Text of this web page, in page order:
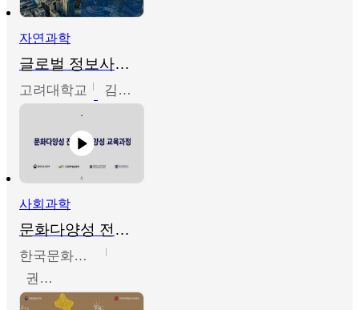
자연과학
글로벌 정보사회와 통계의 창의적 기능
고려대학교 김희영
사회과학
문화다양성 전문인력 양성 기본과정 - 문화다양성의 이해
한국문화예술교육진흥원
권숙인 외 8명